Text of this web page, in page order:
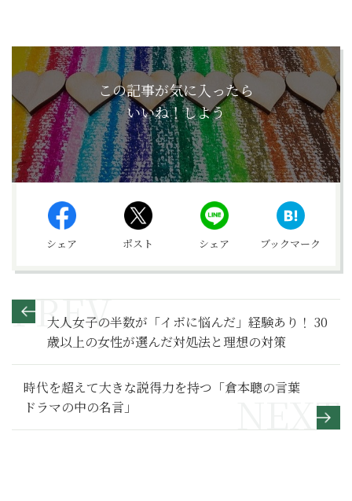
この記事が気に入ったら
いいね！しよう
シェア ポスト シェア ブックマーク
大人女子の半数が「イボに悩んだ」経験あり！ 30
歳以上の女性が選んだ対処法と理想の対策
時代を超えて大きな説得力を持つ「倉本聰の言葉
ドラマの中の名言」